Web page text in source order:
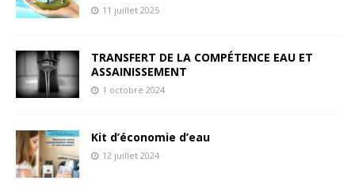
11 juillet 2025
TRANSFERT DE LA COMPÉTENCE EAU ET
ASSAINISSEMENT
1 octobre 2024
Kit d’économie d’eau
12 juillet 2024